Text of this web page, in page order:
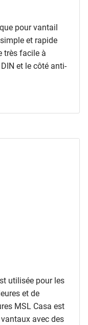
pour vantail
et rapide
très facile à
et le côté anti-
utilisée pour les
et de
MSL Casa est
avec des